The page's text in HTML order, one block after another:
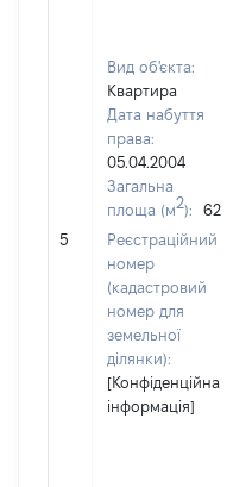
5
Вид об'єкта:
Квартира
Дата набуття
права:
05.04.2004
Загальна
площа (м2):
62
Реєстраційний
номер
(кадастровий
номер для
земельної
ділянки):
[Конфіденційна
інформація]